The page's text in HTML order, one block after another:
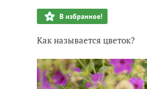
В избранное!
Как называется цветок?